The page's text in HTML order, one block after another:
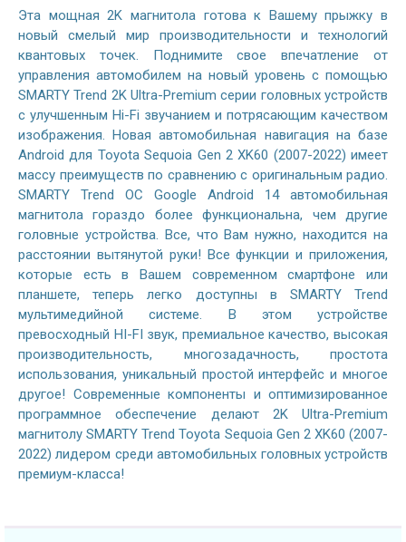
Эта мощная 2K магнитола готова к Вашему прыжку в
новый смелый мир производительности и технологий
квантовых точек. Поднимите свое впечатление от
управления автомобилем на новый уровень с помощью
SMARTY Trend 2K Ultra-Premium серии головных устройств
с улучшенным Hi-Fi звучанием и потрясающим качеством
изображения. Новая автомобильная навигация на базе
Android для Toyota Sequoia Gen 2 XK60 (2007-2022) имеет
массу преимуществ по сравнению с оригинальным радио.
SMARTY Trend ОС Google Android 14 автомобильная
магнитола гораздо более функциональна, чем другие
головные устройства. Все, что Вам нужно, находится на
расстоянии вытянутой руки! Все функции и приложения,
которые есть в Вашем современном смартфоне или
планшете, теперь легко доступны в SMARTY Trend
мультимедийной системе. В этом устройстве
превосходный HI-FI звук, премиальное качество, высокая
производительность, многозадачность, простота
использования, уникальный простой интерфейс и многое
другое! Современные компоненты и оптимизированное
программное обеспечение делают 2K Ultra-Premium
магнитолу SMARTY Trend Toyota Sequoia Gen 2 XK60 (2007-
2022) лидером среди автомобильных головных устройств
премиум-класса!